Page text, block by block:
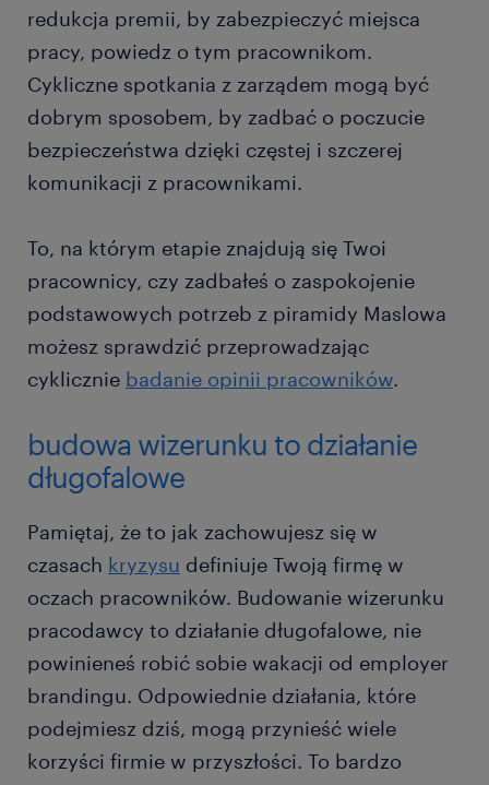
redukcja premii, by zabezpieczyć miejsca
pracy, powiedz o tym pracownikom.
Cykliczne spotkania z zarządem mogą być
dobrym sposobem, by zadbać o poczucie
bezpieczeństwa dzięki częstej i szczerej
komunikacji z pracownikami.
To, na którym etapie znajdują się Twoi
pracownicy, czy zadbałeś o zaspokojenie
podstawowych potrzeb z piramidy Maslowa
możesz sprawdzić przeprowadzając
cyklicznie badanie opinii pracowników.
budowa wizerunku to działanie
długofalowe
Pamiętaj, że to jak zachowujesz się w
czasach kryzysu definiuje Twoją firmę w
oczach pracowników. Budowanie wizerunku
pracodawcy to działanie długofalowe, nie
powinieneś robić sobie wakacji od employer
brandingu. Odpowiednie działania, które
podejmiesz dziś, mogą przynieść wiele
korzyści firmie w przyszłości. To bardzo